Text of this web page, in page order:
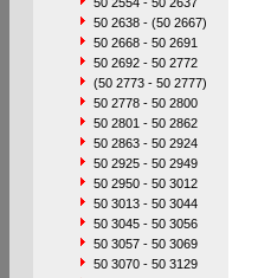
50 2638 - (50 2667)
50 2668 - 50 2691
50 2692 - 50 2772
(50 2773 - 50 2777)
50 2778 - 50 2800
50 2801 - 50 2862
50 2863 - 50 2924
50 2925 - 50 2949
50 2950 - 50 3012
50 3013 - 50 3044
50 3045 - 50 3056
50 3057 - 50 3069
50 3070 - 50 3129